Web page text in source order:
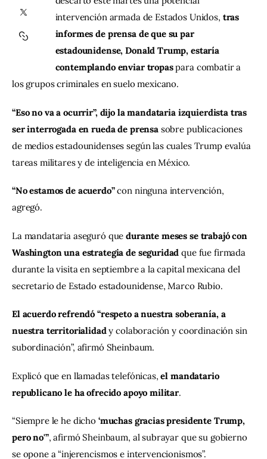
Contacto
intervención armada de Estados Unidos, tras
informes de prensa de que su par
estadounidense, Donald Trump, estaría
contemplando enviar tropas para combatir a
los grupos criminales en suelo mexicano.
“Eso no va a ocurrir”, dijo la mandataria izquierdista tras
ser interrogada en rueda de prensa sobre publicaciones
de medios estadounidenses según las cuales Trump evalúa
tareas militares y de inteligencia en México.
“No estamos de acuerdo” con ninguna intervención,
agregó.
La mandataria aseguró que durante meses se trabajó con
Washington una estrategia de seguridad que fue firmada
durante la visita en septiembre a la capital mexicana del
secretario de Estado estadounidense, Marco Rubio.
El acuerdo refrendó “respeto a nuestra soberanía, a
nuestra territorialidad y colaboración y coordinación sin
subordinación”, afirmó Sheinbaum.
Explicó que en llamadas telefónicas, el mandatario
republicano le ha ofrecido apoyo militar.
“Siempre le he dicho ‘muchas gracias presidente Trump,
pero no'”, afirmó Sheinbaum, al subrayar que su gobierno
se opone a “injerencismos e intervencionismos”.